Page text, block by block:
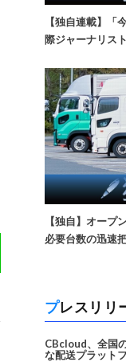
【独自連載】
際ジャーナリス
【独自】オープ
必要台数の迅速
プレスリ
CBcloud、全国
な配送プラット